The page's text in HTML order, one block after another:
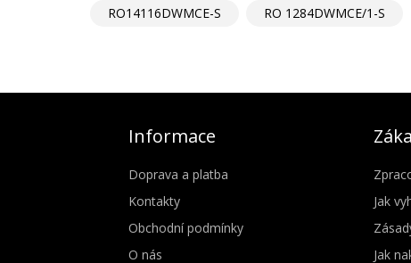
RO14116DWMCE-S
RO 1284DWMCE/1-S
Informace
Doprava a platba
Kontakty
Obchodní podmínky
O nás
Jak
Jak